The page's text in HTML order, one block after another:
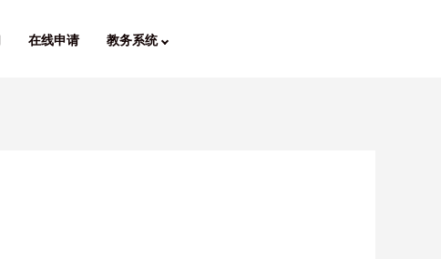
在线申请 教务系统